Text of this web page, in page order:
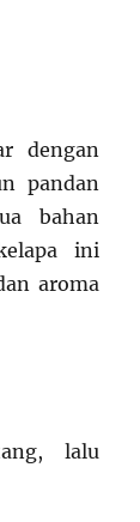
dengan
pandan
bahan
ini
aroma
lalu